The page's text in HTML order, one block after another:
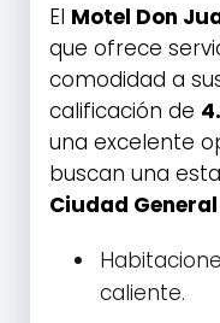
El Motel Don
que ofrece
comodidad a
calificación de
una excelente
buscan una
Ciudad General
caliente.